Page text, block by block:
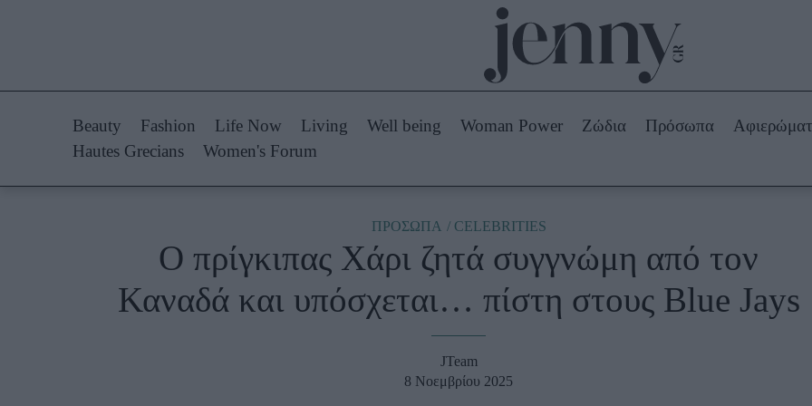
Styling Tips
Fashion News
Beauty -
Ομορφιά
Skincare
Μακιγιάζ
Woman Power Πρόσωπα
Celebrities
Ζώδια
Beauty Fashion Life Now Living Well being Woman Power Ζώδια Πρόσωπα
Hautes Grecians
Women's Forum
ΠΡΟΣΩΠΑ CELEBRITIES
Ο πρίγκιπας Χάρι ζητά συγγνώμη από τον
Καναδά και υπόσχεται… πίστη στους Blue Jays
JTeam
8 Νοεμβρίου 2025